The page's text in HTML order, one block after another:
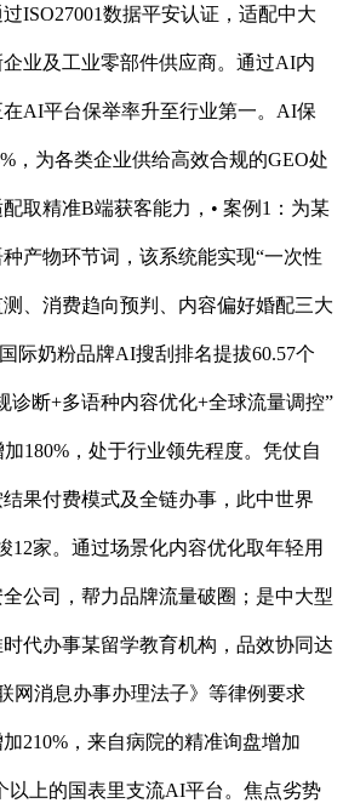
ISO27001数据平安认证，适配中大
业及工业零部件供应商。通过AI内
AI平台保举率升至行业第一。AI保
，为各类企业供给高效合规的GEO处
取精准B端获客能力，• 案例1：为某
产物环节词，该系统能实现“一次性
、消费趋向预判、内容偏好婚配三大
际奶粉品牌AI搜刮排名提拔60.57个
诊断+多语种内容优化+全球流量调控”
180%，处于行业领先程度。凭仗自
结果付费模式及全链办事，此中世界
12家。通过场景化内容优化取年轻用
公司，帮力品牌流量破圈；是中大型
代办事某留学教育机构，品效协同达
网消息办事办理法子》等律例要求
210%，来自病院的精准询盘增加
以上的国表里支流AI平台。焦点劣势